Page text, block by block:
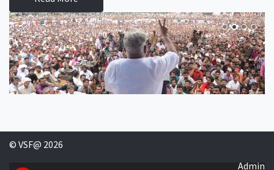
© VSF@ 2026
Admin